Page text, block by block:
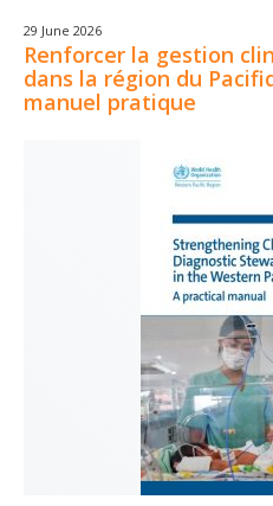
29 June 2026
Renforcer la gestion
dans la région du
manuel pratique